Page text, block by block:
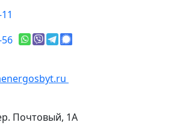
Почтовый, 1А